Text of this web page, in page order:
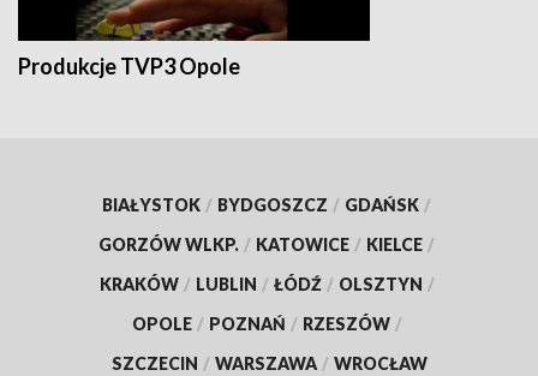
Produkcje TVP3 Opole
BIAŁYSTOK / BYDGOSZCZ / GDAŃSK /
GORZÓW WLKP. / KATOWICE / KIELCE /
KRAKÓW / LUBLIN / ŁÓDŹ / OLSZTYN /
OPOLE / POZNAŃ / RZESZÓW /
SZCZECIN / WARSZAWA / WROCŁAW